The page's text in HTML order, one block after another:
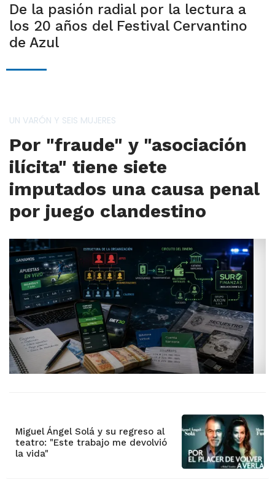
De la pasión radial por la lectura a
los 20 años del Festival Cervantino
de Azul
UN VARÓN Y SEIS MUJERES
Por "fraude" y "asociación
ilícita" tiene siete
imputados una causa penal
por juego clandestino
Miguel Ángel Solá y su regreso al
teatro: "Este trabajo me devolvió
la vida"